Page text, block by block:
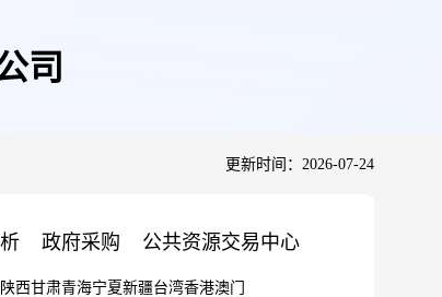
司
更新时间：2026-07-24
政府采购 公共资源交易中心
陕西甘肃青海宁夏新疆台湾香港澳门